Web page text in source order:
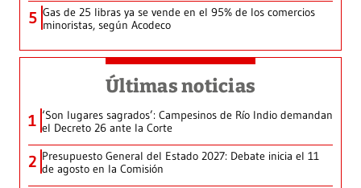
5 Gas de 25 libras ya se vende en el 95% de los comercios
minoristas, según Acodeco
Últimas noticias
1 ‘Son lugares sagrados’: Campesinos de Río Indio demandan
el Decreto 26 ante la Corte
2 Presupuesto General del Estado 2027: Debate inicia el 11
de agosto en la Comisión